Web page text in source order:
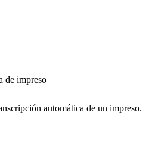
de impreso
automática de un impreso.